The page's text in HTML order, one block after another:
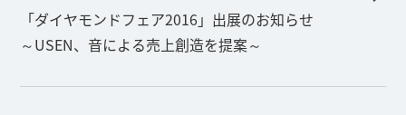
「ダイヤモンドフェア2016」出展のお知らせ
～USEN、音による売上創造を提案～